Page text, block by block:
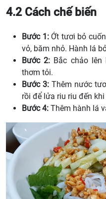
4.2 Cách chế biến
Bước 1:Ớt tươi bỏ
vỏ, băm nhỏ. Hành lá
Bước 2: Bắc chảo lên
thơm tỏi.
Bước 3: Thêm nước
rồi để lửa riu riu đến
Bước 4: Thêm hành lá